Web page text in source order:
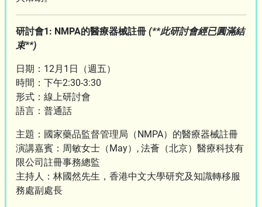
研討會1: NMPA的醫療器械註冊 (**此研討會經已圓滿結
束**)
日期：12月1日（週五）
時間：下午2:30-3:30
形式：線上研討會
語言：普通話
主題：國家藥品監督管理局（NMPA）的醫療器械註冊
演講嘉賓：周敏女士（May）, 法薈（北京）醫療科技有
限公司註冊事務總監
主持人：林國然先生，香港中文大學研究及知識轉移服
務處副處長